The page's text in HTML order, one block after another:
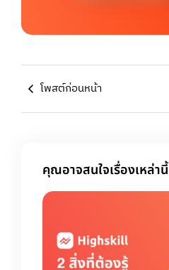
โพสต์ก่อนหน้า
คุณอาจสนใจเรื่องเหล่านี้